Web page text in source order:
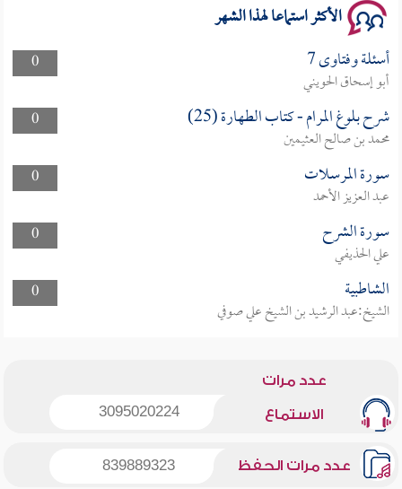
الأكثر استماعا لهذا الشهر
0 أسئلة وفتاوى 7
أبو إسحاق الحويني
0
شرح بلوغ المرام - كتاب الطهارة (25)
محمد بن صالح العثيمين
0
سورة المرسلات
عبد العزيز الأحمد
0
سورة الشرح
علي الحذيفي
0
الشاطبية
الشيخ:عبد الرشيد بن الشيخ علي صوفي
عدد مرات
الاستماع 3095020224
عدد مرات الحفظ 839889323